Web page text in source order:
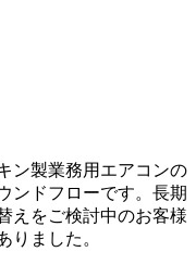
ン製業務用エアコンの
ンドフローです。長期
えをご検討中のお客様
りました。